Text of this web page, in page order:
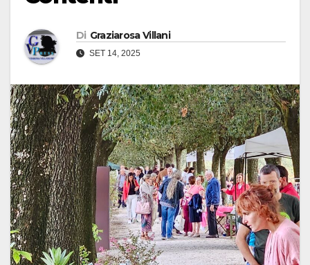
Di Graziarosa Villani
SET 14, 2025